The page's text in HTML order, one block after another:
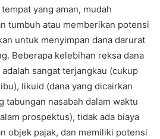
yang aman, mudah
tumbuh atau memberikan potensi
untuk menyimpan dana darurat
Beberapa kelebihan reksa dana
sangat terjangkau (cukup
likuid (dana yang dicairkan
tabungan nasabah dalam waktu
prospektus), tidak ada biaya
objek pajak, dan memiliki potensi